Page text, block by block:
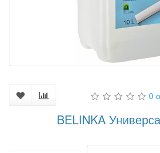
0
BELINKA